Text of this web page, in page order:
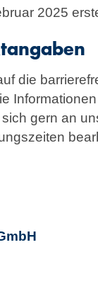
2025
die
gern an